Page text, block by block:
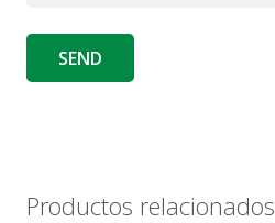
Productos relacionados